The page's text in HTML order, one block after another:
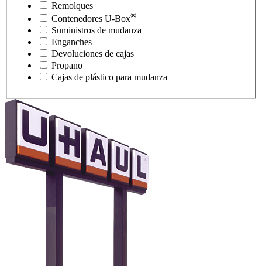
Remolques
Contenedores U-Box®
Suministros de mudanza
Enganches
Devoluciones de cajas
Propano
Cajas de plástico para mudanza